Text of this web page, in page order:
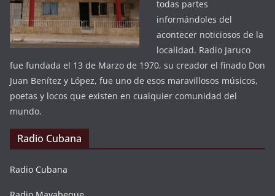
todas partes
informándoles del
acontecer noticiosos de la
localidad. Radio Jaruco
fue fundada el 13 de Marzo de 1970, su creador el finado Don
Juan Benítez y López, fue uno de esos maravillosos músicos,
poetas y locos que existen en cualquier comunidad del
mundo.
Radio Cubana
Radio Cubana